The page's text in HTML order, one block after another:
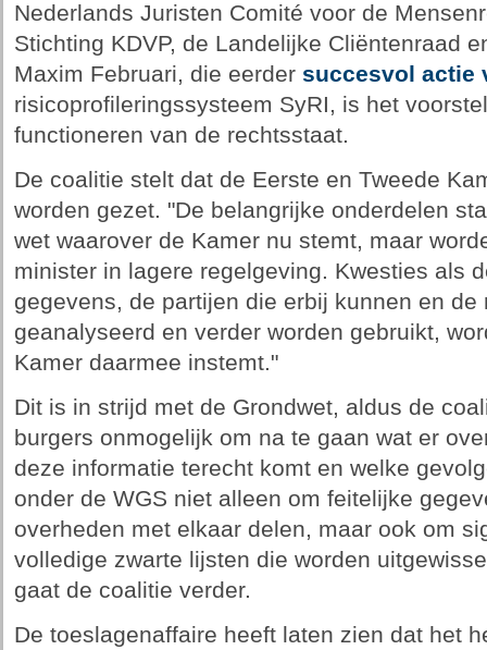
Nederlands Juristen Comité voor de
Stichting KDVP, de Landelijke Cliëntenraad
Maxim Februari, die eerder succesvol actie
risicoprofileringssysteem SyRI, is het
functioneren van de rechtsstaat.
De coalitie stelt dat de Eerste en Tweede
worden gezet. "De belangrijke onderdelen
wet waarover de Kamer nu stemt, maar
minister in lagere regelgeving. Kwesties als
gegevens, de partijen die erbij kunnen en de
geanalyseerd en verder worden gebruikt,
Kamer daarmee instemt."
Dit is in strijd met de Grondwet, aldus de
burgers onmogelijk om na te gaan wat er
deze informatie terecht komt en welke
onder de WGS niet alleen om feitelijke
overheden met elkaar delen, maar ook om
volledige zwarte lijsten die worden
gaat de coalitie verder.
De toeslagenaffaire heeft laten zien dat het